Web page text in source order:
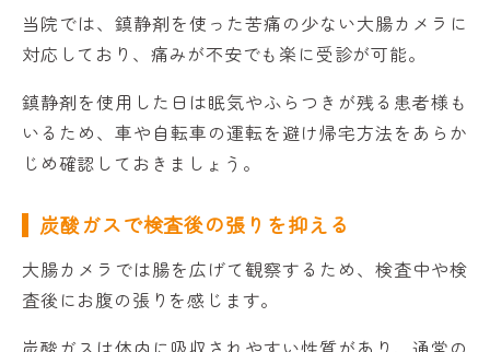
当院では、鎮静剤を使った苦痛の少ない大腸カメラに
対応しており、痛みが不安でも楽に受診が可能。
鎮静剤を使用した日は眠気やふらつきが残る患者様も
いるため、車や自転車の運転を避け帰宅方法をあらか
じめ確認しておきましょう。
炭酸ガスで検査後の張りを抑える
大腸カメラでは腸を広げて観察するため、検査中や検
査後にお腹の張りを感じます。